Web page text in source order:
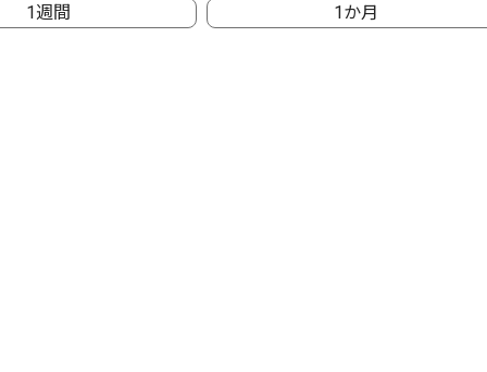
1週間 1か月